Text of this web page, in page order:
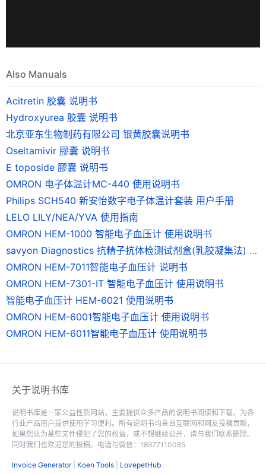
Also Manuals
Acitretin 胶囊 说明书
Hydroxyurea 胶囊 说明书
北京亚东生物制药有限公司 银黄胶囊说明书
Oseltamivir 膠囊 说明书
E toposide 膠囊 说明书
OMRON 电子体温计MC-440 使用说明书
Philips SCH540 新安怡数字电子体温计套装 用户手册
LELO LILY/NEA/YVA 使用指南
OMRON HEM-1000 智能电子血压计 使用说明书
savyon Diagnostics 抗精子抗体检测试剂盒(乳胶凝集法) 说明书
OMRON HEM-7011智能电子血压计 说明书
OMRON HEM-7301-IT 智能电子血压计 使用说明书
智能电子血压计 HEM-6021 使用说明书
OMRON HEM-6001智能电子血压计 使用说明书
OMRON HEM-6011智能电子血压计 使用说明书
关于说明书库
说明书库是一家公益性质网站，主要提供众多产品的说明书阅读和下载，为各
行业产品用户提供使用学习便利。所有说明书均来自互联网和网友投稿贡献，
如果您认为某些文件侵犯了您的权益，或不想继续公开，请与我们联系删除。
同时我们也欢迎您的投稿。电话与微信：18977110085
Invoice Generator| Koen Tools LovepetHub